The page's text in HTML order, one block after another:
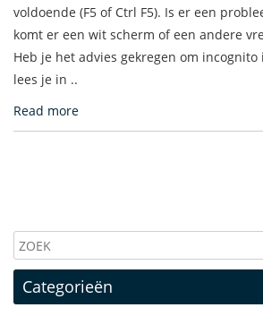
voldoende (F5 of Ctrl F5). Is er een
komt er een wit scherm of een andere
Heb je het advies gekregen om incognito
lees je in ..
Read more
Categorieën